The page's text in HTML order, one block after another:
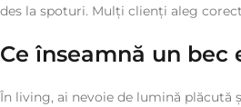
des la spoturi. Mulți clienți aleg
Ce înseamnă un
În living, ai nevoie de lumină plăcută